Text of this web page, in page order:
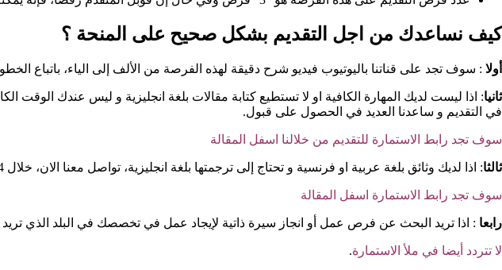
كيف نساعدك من اجل التقديم بشكل صحيح على المنحة ؟​
أولا : سوف تجد على قناتنا باليوتيوب فيديو شرح دقيقة لهذه الفرصة من الألف إلى الياء، باتباع
ثانيا: اذا ليست لديك المهارة الكافية او لا تستطيع كتابة مقالات بلغة انجليزية و ليس عندك الوقت
في التقديم و ساعدنا العديد في الحصول على قبول.
سوف تجد رابط الاستمارة للتقديم من خلالنا اسفل المقالة
ثالثا: اذا لديك وثائق بلغة عربية او فرنسية و تحتاج إلى ترجمتها بلغة انجليزية، تواصل معنا الان، خلال 24 تكون الوثائق جاهزة لك، نوفر عليك عناء الذهاب إلى المكتب و الانتظار الطويل و أيضا المبالغ الضخمة
سوف تجد رابط الاستمارة اسفل المقالة
رابعا : اذا تريد البحث عن فرص عمل أو انجاز سيرة ذاتية لإيجاد عمل في تخصصك في البلد الذي تريد
لا تتردد أيضا في ملأ الاستمارة.